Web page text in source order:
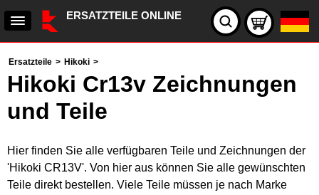
ERSATZTEILE ONLINE
Ersatzteile > Hikoki >
Hikoki Cr13v Zeichnungen
und Teile
Hier finden Sie alle verfügbaren Teile und Zeichnungen der
'Hikoki CR13V'. Von hier aus können Sie alle gewünschten
Teile direkt bestellen. Viele Teile müssen je nach Marke